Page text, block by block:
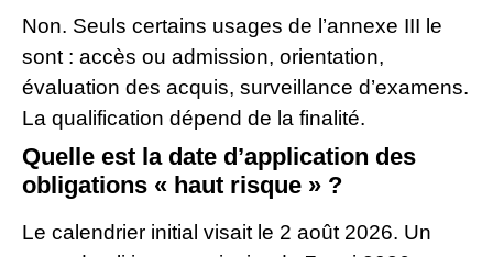
Non. Seuls certains usages de l’annexe III le
sont : accès ou admission, orientation,
évaluation des acquis, surveillance d’examens.
La qualification dépend de la finalité.
Quelle est la date d’application des
obligations « haut risque » ?
Le calendrier initial visait le 2 août 2026. Un